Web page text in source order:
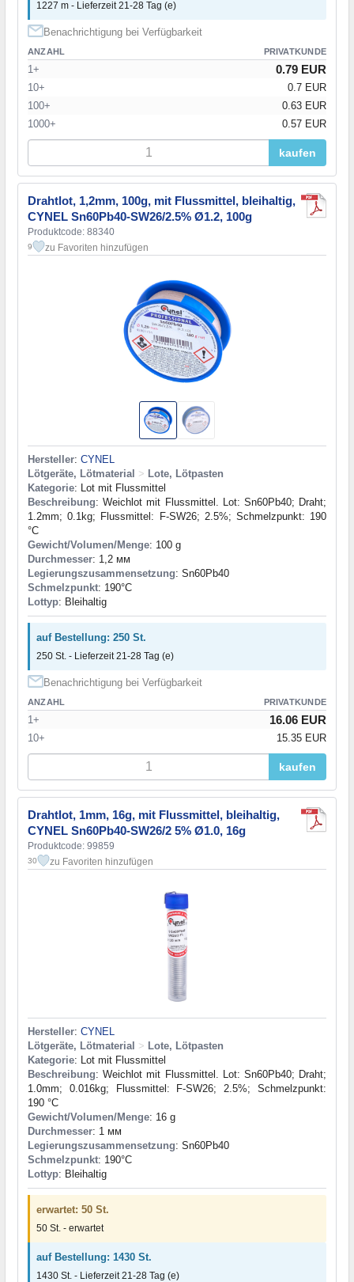
1227 m - Lieferzeit 21-28 Tag (e)
Benachrichtigung bei Verfügbarkeit
ANZAHL PRIVATKUNDE
1+ 0.79 EUR
10+
0.7 EUR
100+
0.63 EUR
1000+
0.57 EUR
kaufen
Drahtlot, 1,2mm, 100g, mit Flussmittel, bleihaltig,
CYNEL Sn60Pb40-SW26/2.5% Ø1.2, 100g
Produktcode: 88340
9 zu Favoriten hinzufügen
Hersteller: CYNEL
Lötgeräte, Lötmaterial > Lote, Lötpasten
Kategorie: Lot mit Flussmittel
Beschreibung: Weichlot mit Flussmittel. Lot: Sn60Pb40; Draht;
1.2mm; 0.1kg; Flussmittel: F-SW26; 2.5%; Schmelzpunkt: 190
°C
Gewicht/Volumen/Menge: 100 g
Durchmesser: 1,2 мм
Legierungszusammensetzung: Sn60Pb40
Schmelzpunkt: 190°С
Lottyp: Bleihaltig
auf Bestellung: 250 St.
250 St. - Lieferzeit 21-28 Tag (e)
Benachrichtigung bei Verfügbarkeit
ANZAHL PRIVATKUNDE
1+ 16.06 EUR
10+ 15.35 EUR
kaufen
Drahtlot, 1mm, 16g, mit Flussmittel, bleihaltig,
CYNEL Sn60Pb40-SW26/2 5% Ø1.0, 16g
Produktcode: 99859
30 zu Favoriten hinzufügen
Hersteller: CYNEL
Lötgeräte, Lötmaterial > Lote, Lötpasten
Kategorie: Lot mit Flussmittel
Beschreibung: Weichlot mit Flussmittel. Lot: Sn60Pb40; Draht;
1.0mm; 0.016kg; Flussmittel: F-SW26; 2.5%; Schmelzpunkt:
190 °C
Gewicht/Volumen/Menge: 16 g
Durchmesser: 1 мм
Legierungszusammensetzung: Sn60Pb40
Schmelzpunkt: 190°С
Lottyp: Bleihaltig
erwartet: 50 St.
50 St. - erwartet
auf Bestellung: 1430 St.
1430 St. - Lieferzeit 21-28 Tag (e)